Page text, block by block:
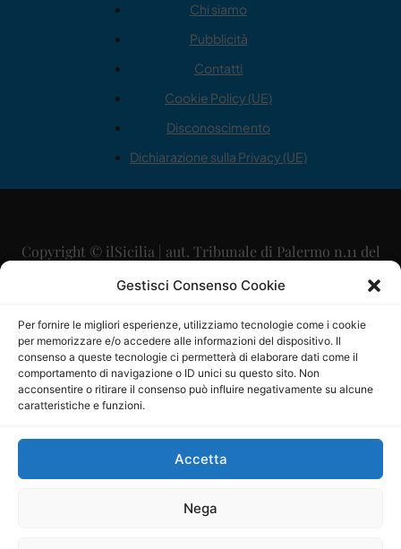
Gestisci Consenso Cookie
Per fornire le migliori esperienze, utilizziamo tecnologie come i cookie
per memorizzare e/o accedere alle informazioni del dispositivo. Il
consenso a queste tecnologie ci permetterà di elaborare dati come il
comportamento di navigazione o ID unici su questo sito. Non
acconsentire o ritirare il consenso può influire negativamente su alcune
caratteristiche e funzioni.
Accetta
Nega
Chi siamo
Pubblicità
Contatti
Cookie Policy (UE)
Disconoscimento
Dichiarazione sulla Privacy (UE)
Copyright © ilSicilia | aut. Tribunale di Palermo n.11 del
29/09/2015
Direttore Editoriale: Maurizio Scaglione
Direttore Responsabile: Maria Calabrese
P.IVA: 06334930820
Mercurio Comunicazione Società Cooperativa a r.l. è
iscritta al Registro degli Operatori di Comunicazione al